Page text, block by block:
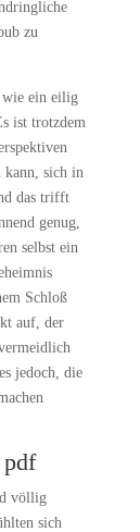
zu
wie ein eilig
ist trotzdem
kann, sich in
das trifft
genug,
selbst ein
Schloß
auf, der
jedoch, die
pdf
völlig
sich